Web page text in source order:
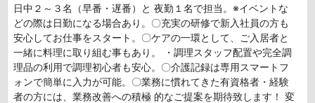
日中２～３名（早番・遅番）と 夜勤１名で担当。※イベントな
どの際は日勤になる場合あり。〇充実の研修で新入社員の方も
安心してお仕事をスタート。〇ケアの一環として、ご入居者と
一緒に料理に取り組む事もあり。 ・調理スタッフ配置や完全調
理品の利用で調理初心者も安心。〇介護記録は専用スマートフ
ォンで簡単に入力が可能。〇業務に慣れてきた有資格者・経験
者の方には、業務改善への積極 的なご提案を期待致します！ 変